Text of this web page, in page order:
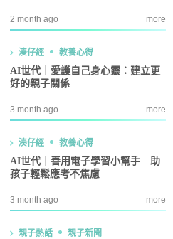
2 month ago more
湊仔經 教養心得
AI世代｜愛護自己身心靈：建立更
好的親子關係
3 month ago more
湊仔經 教養心得
AI世代｜善用電子學習小幫手 助
孩子輕鬆應考不焦慮
3 month ago more
親子熱話 親子新聞